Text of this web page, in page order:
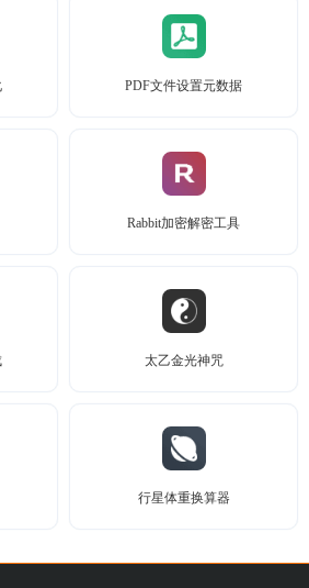
PDF文件设置元数据
Rabbit加密解密工具
太乙金光神咒
行星体重换算器